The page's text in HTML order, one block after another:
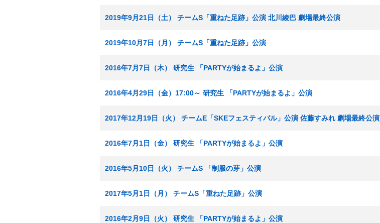
2019年9月21日（土） チームS「重ねた足跡」公演 北川綾巴 劇場最終公演
2019年10月7日（月） チームS「重ねた足跡」公演
2016年7月7日（木） 研究生 「PARTYが始まるよ」公演
2016年4月29日（金）17:00～ 研究生 「PARTYが始まるよ」公演
2017年12月19日（火） チームE「SKEフェスティバル」公演 佐藤すみれ 劇場最終公演
2016年7月1日（金） 研究生 「PARTYが始まるよ」公演
2016年5月10日（火） チームS 「制服の芽」公演
2017年5月1日（月） チームS「重ねた足跡」公演
2016年2月9日（火） 研究生 「PARTYが始まるよ」公演